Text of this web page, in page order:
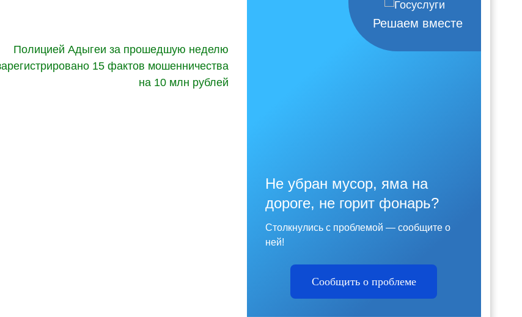
Полицией Адыгеи за прошедшую неделю
15 фактов мошенничества
на 10 млн рублей
Решаем вместе
Не убран мусор, яма на
дороге, не горит фонарь?
Столкнулись с проблемой — сообщите о
ней!
Сообщить о проблеме